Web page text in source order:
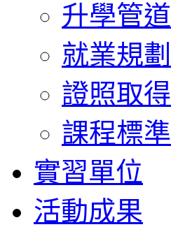
升學管道
就業規劃
證照取得
課程標準
實習單位
活動成果